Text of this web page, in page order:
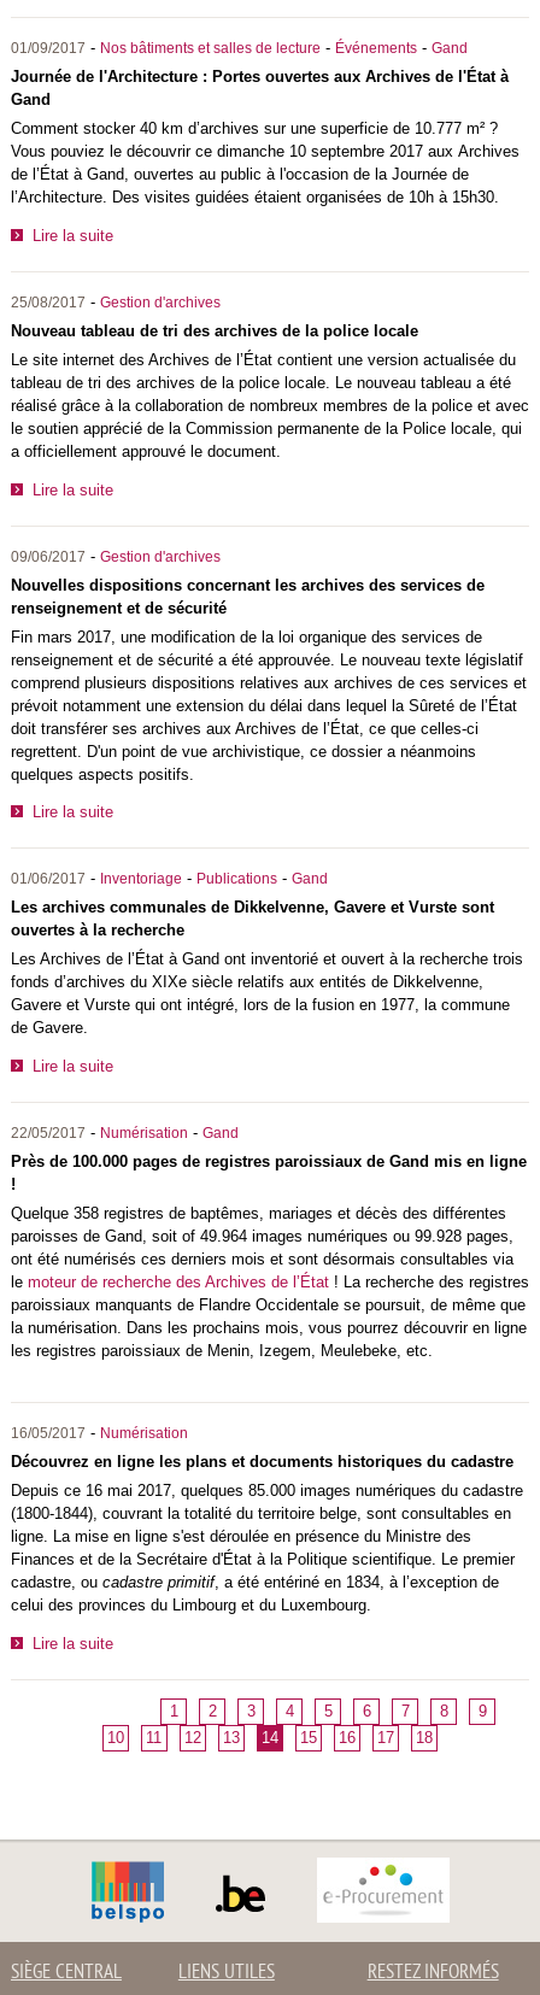
01/09/2017 - Nos bâtiments et salles de lecture - Événements- Gand
Journée de l'Architecture : Portes ouvertes aux Archives de l'État à
Gand
Comment stocker 40 km d’archives sur une superficie de 10.777 m² ?
Vous pouviez le découvrir ce dimanche 10 septembre 2017 aux Archives
de l’État à Gand, ouvertes au public à l'occasion de la Journée de
l’Architecture. Des visites guidées étaient organisées de 10h à 15h30.
Lire la suite
25/08/2017 - Gestion d'archives
Nouveau tableau de tri des archives de la police locale
Le site internet des Archives de l’État contient une version actualisée du
tableau de tri des archives de la police locale. Le nouveau tableau a été
réalisé grâce à la collaboration de nombreux membres de la police et avec
le soutien apprécié de la Commission permanente de la Police locale, qui
a officiellement approuvé le document.
Lire la suite
09/06/2017 - Gestion d'archives
Nouvelles dispositions concernant les archives des services de
renseignement et de sécurité
Fin mars 2017, une modification de la loi organique des services de
renseignement et de sécurité a été approuvée. Le nouveau texte législatif
comprend plusieurs dispositions relatives aux archives de ces services et
prévoit notamment une extension du délai dans lequel la Sûreté de l’État
doit transférer ses archives aux Archives de l’État, ce que celles-ci
regrettent. D'un point de vue archivistique, ce dossier a néanmoins
quelques aspects positifs.
Lire la suite
01/06/2017 - Inventoriage - Publications- Gand
Les archives communales de Dikkelvenne, Gavere et Vurste sont
ouvertes à la recherche
Les Archives de l’État à Gand ont inventorié et ouvert à la recherche trois
fonds d’archives du XIXe siècle relatifs aux entités de Dikkelvenne,
Gavere et Vurste qui ont intégré, lors de la fusion en 1977, la commune
de Gavere.
Lire la suite
22/05/2017 - Numérisation - Gand
Près de 100.000 pages de registres paroissiaux de Gand mis en ligne
!
Quelque 358 registres de baptêmes, mariages et décès des différentes
paroisses de Gand, soit of 49.964 images numériques ou 99.928 pages,
ont été numérisés ces derniers mois et sont désormais consultables via
le moteur de recherche des Archives de l’État! La recherche des registres
paroissiaux manquants de Flandre Occidentale se poursuit, de même que
la numérisation. Dans les prochains mois, vous pourrez découvrir en ligne
les registres paroissiaux de Menin, Izegem, Meulebeke, etc.
16/05/2017 - Numérisation
Découvrez en ligne les plans et documents historiques du cadastre
Depuis ce 16 mai 2017, quelques 85.000 images numériques du cadastre
(1800-1844), couvrant la totalité du territoire belge, sont consultables en
ligne. La mise en ligne s'est déroulée en présence du Ministre des
Finances et de la Secrétaire d'État à la Politique scientifique. Le premier
cadastre, ou cadastre primitif, a été entériné en 1834, à l’exception de
celui des provinces du Limbourg et du Luxembourg.
Lire la suite
1 2 3 4 5 6 7 8
9
10
11 12 13 14 15 16 17 18
SIÈGE CENTRAL LIENS UTILES RESTEZ INFORMÉS